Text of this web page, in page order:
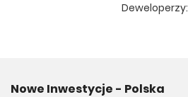
Deweloperzy:
Nowe Inwestycje - Polska